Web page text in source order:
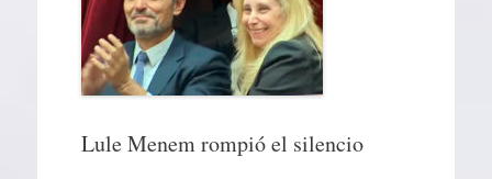
Lule Menem rompió el silencio